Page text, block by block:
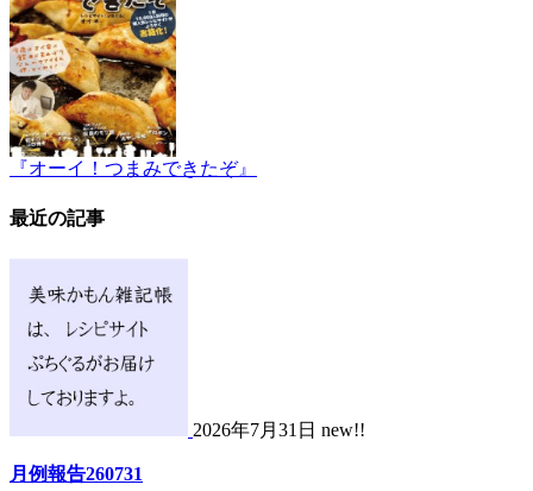
『オーイ！つまみできたぞ』
最近の記事
2026年7月31日 new!!
月例報告260731